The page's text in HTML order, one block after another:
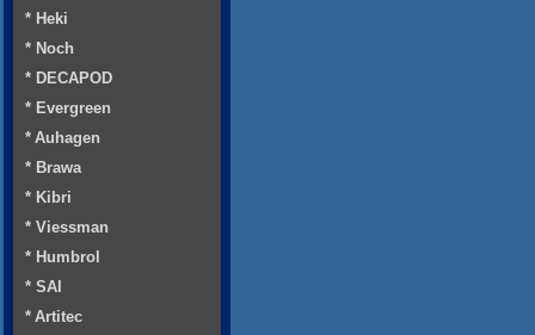
* Heki
* Noch
* DECAPOD
* Evergreen
* Auhagen
* Brawa
* Kibri
* Viessman
* Humbrol
* SAI
* Artitec